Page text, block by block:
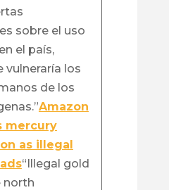
sobre el uso
el país,
vulneraría los
de los
Amazon
mercury
as illegal
“Illegal gold
north